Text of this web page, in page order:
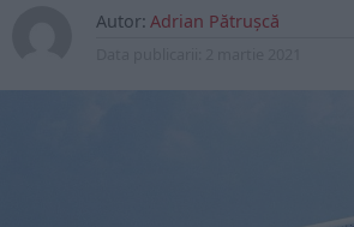
Autor: Adrian Pătrușcă